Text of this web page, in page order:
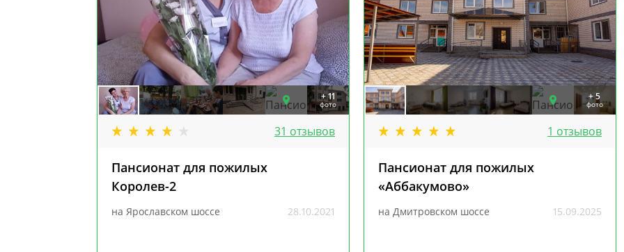
+ 11
фото
31 отзывов
Пансионат для пожилых
Королев-2
на Ярославском шоссе 28.10.2021
+ 5
фото
1 отзывов
Пансионат для пожилых
«Аббакумово»
на Дмитровском шоссе 15.09.2025